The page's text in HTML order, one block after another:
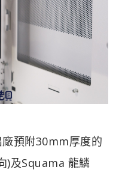
預附30mm厚度的
)及Squama 龍鱗